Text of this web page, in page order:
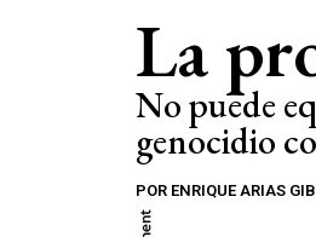
La
No puede
genocidio
POR ENRIQUE ARIAS